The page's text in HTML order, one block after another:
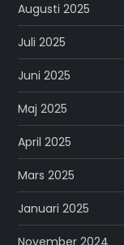
Augusti 2025
Juli 2025
Juni 2025
Maj 2025
April 2025
Mars 2025
Januari 2025
November 2024